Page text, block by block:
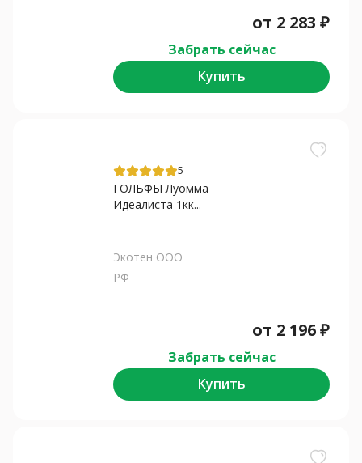
от 2 283 ₽
Забрать сейчас
Купить
5
ГОЛЬФЫ Луомма
Идеалиста 1кк...
Экотен ООО
РФ
от 2 196₽
Забрать сейчас
Купить